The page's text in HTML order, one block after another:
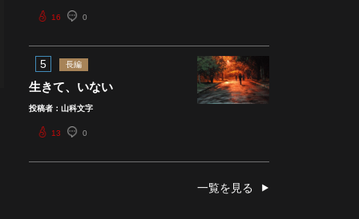
16 0
5 長編
生きて、いない
投稿者：山科文字
13 0
一覧を見る